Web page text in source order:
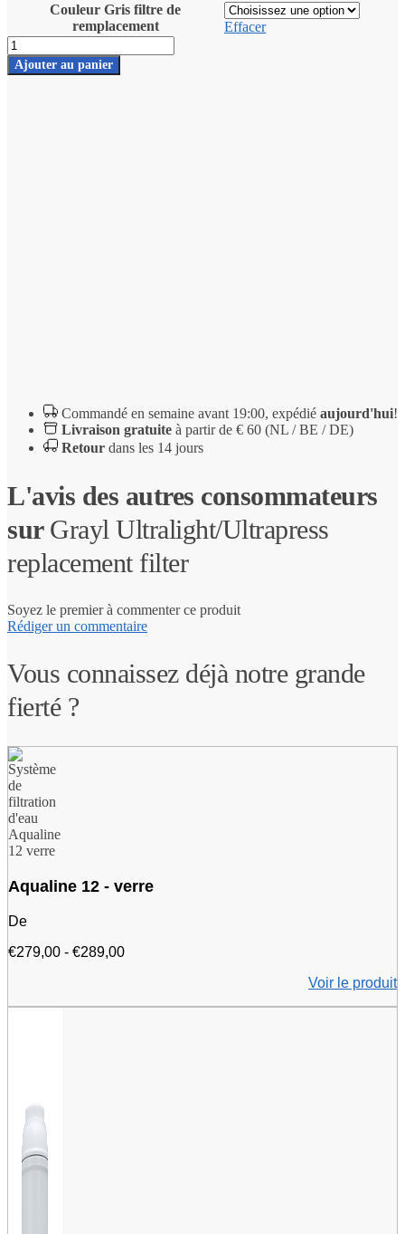
Couleur Gris filtre de
remplacement
Effacer
Numéro
du
filtre
Ajouter au panier
Commandé en semaine avant 19:00, expédié aujourd'hui!
Livraison gratuite à partir de € 60 (NL / BE / DE)
Retour dans les 14 jours
L'avis des autres consommateurs
sur Grayl Ultralight/Ultrapress
replacement filter
Soyez le premier à commenter ce produit
Rédiger un commentaire
Vous connaissez déjà notre grande
fierté ?
Aqualine 12 - verre
De
€279,00 - €289,00Fourchette
Voir le produit